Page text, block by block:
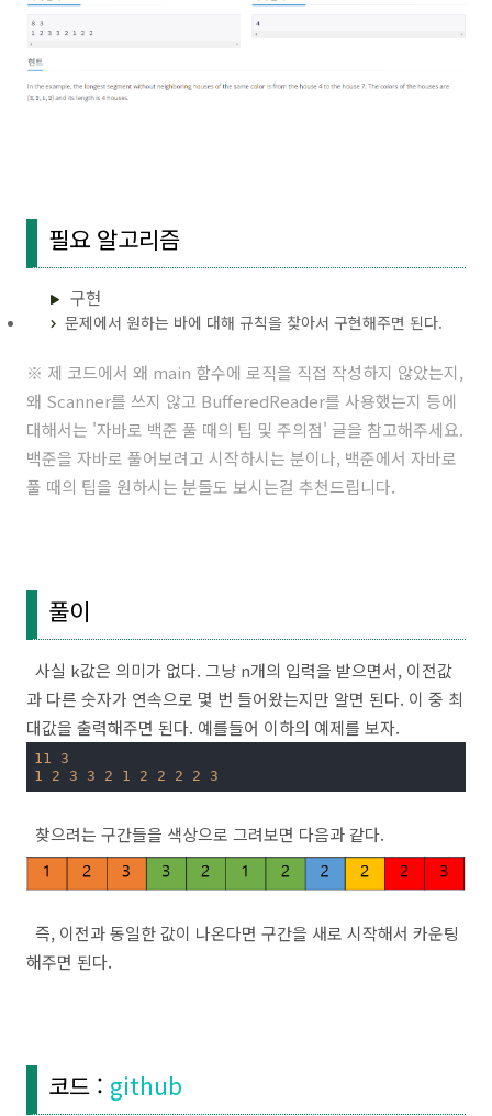
필요 알고리즘
구현
문제에서 원하는 바에 대해 규칙을 찾아서 구현해주면 된다.
※ 제 코드에서 왜 main 함수에 로직을 직접 작성하지 않았는지,
왜 Scanner를 쓰지 않고 BufferedReader를 사용했는지 등에
대해서는 '자바로 백준 풀 때의 팁 및 주의점' 글을 참고해주세요.
백준을 자바로 풀어보려고 시작하시는 분이나, 백준에서 자바로
풀 때의 팁을 원하시는 분들도 보시는걸 추천드립니다.
풀이
사실 k값은 의미가 없다. 그냥 n개의 입력을 받으면서, 이전값
과 다른 숫자가 연속으로 몇 번 들어왔는지만 알면 된다. 이 중 최
대값을 출력해주면 된다. 예를들어 이하의 예제를 보자.
11
3
1
2 3 3 2 1 2 2 2 2 3
찾으려는 구간들을 색상으로 그려보면 다음과 같다.
즉, 이전과 동일한 값이 나온다면 구간을 새로 시작해서 카운팅
해주면 된다.
코드 : github